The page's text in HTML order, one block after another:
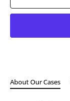
About Our Cases